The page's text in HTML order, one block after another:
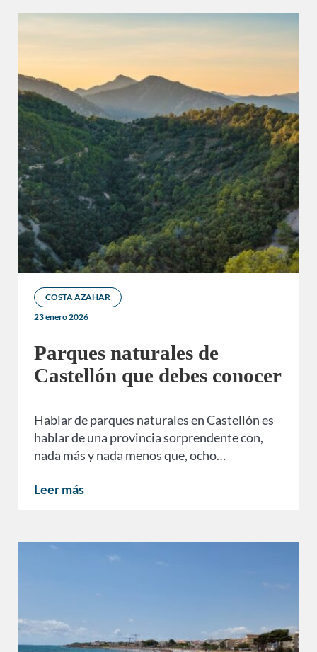
COSTA AZAHAR
23 enero 2026
Parques naturales de
Castellón que debes conocer
Hablar de parques naturales en Castellón es
hablar de una provincia sorprendente con,
nada más y nada menos que, ocho…
Leer más